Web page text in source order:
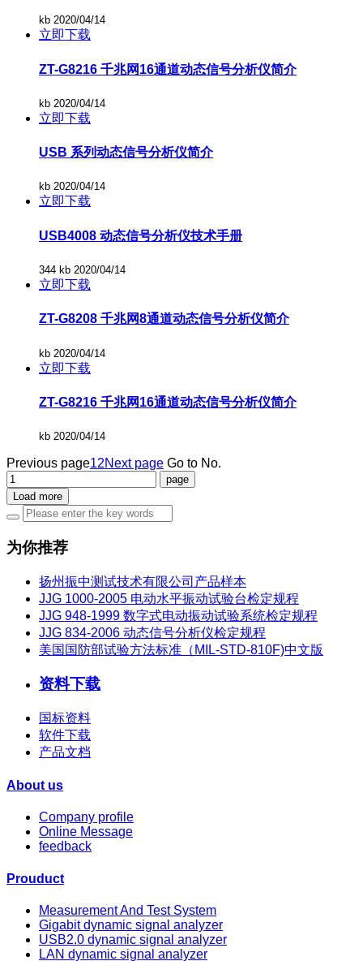
kb 2020/04/14
立即下载
ZT-G8216 千兆网16通道动态信号分析仪简介
kb 2020/04/14
立即下载
USB 系列动态信号分析仪简介
kb 2020/04/14
立即下载
USB4008 动态信号分析仪技术手册
344 kb 2020/04/14
立即下载
ZT-G8208 千兆网8通道动态信号分析仪简介
kb 2020/04/14
立即下载
ZT-G8216 千兆网16通道动态信号分析仪简介
kb 2020/04/14
Previous page12Next page Go to No.
Load more
为你推荐
扬州振中测试技术有限公司产品样本
JJG 1000-2005 电动水平振动试验台检定规程
JJG 948-1999 数字式电动振动试验系统检定规程
JJG 834-2006 动态信号分析仪检定规程
美国国防部试验方法标准（MIL-STD-810F)中文版
资料下载
国标资料
软件下载
产品文档
About us
Company profile
Online Message
feedback
Prouduct
Measurement And Test System
Gigabit dynamic signal analyzer
USB2.0 dynamic signal analyzer
LAN dynamic signal analyzer